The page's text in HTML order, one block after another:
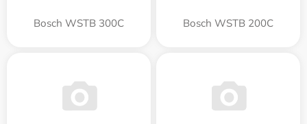
Bosch WSTB 300C Bosch WSTB 200C